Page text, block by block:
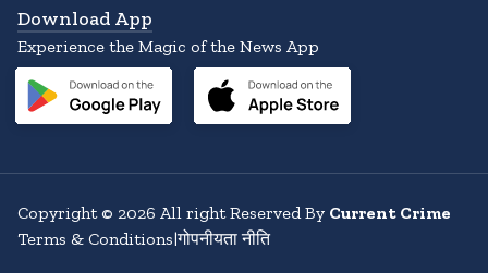
Download App
Experience the Magic of the News App
Copyright© 2026 All right Reserved By Current Crime
Terms & Conditions|गोपनीयता नीति